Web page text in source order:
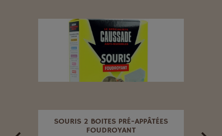
SOURIS 2 BOITES PRÉ-APPÂTÉES
FOUDROYANT